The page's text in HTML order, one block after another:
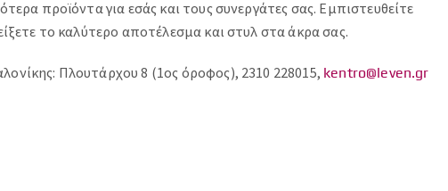
προϊόντα για εσάς και τους συνεργάτες σας. Εμπιστευθείτε
το καλύτερο αποτέλεσμα και στυλ στα άκρα σας.
Πλουτάρχου 8 (1ος όροφος), 2310 228015, kentro@leven.gr